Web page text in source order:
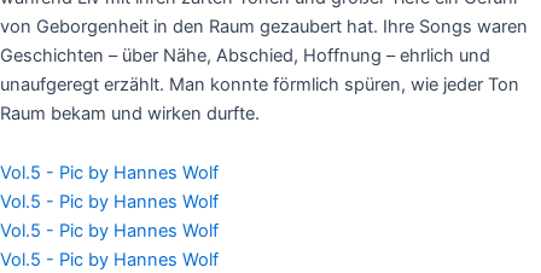
von Geborgenheit in den Raum gezaubert hat. Ihre Songs waren
Geschichten – über Nähe, Abschied, Hoffnung – ehrlich und
unaufgeregt erzählt. Man konnte förmlich spüren, wie jeder Ton
Raum bekam und wirken durfte.
Vol.5 - Pic by Hannes Wolf
Vol.5 - Pic by Hannes Wolf
Vol.5 - Pic by Hannes Wolf
Vol.5 - Pic by Hannes Wolf